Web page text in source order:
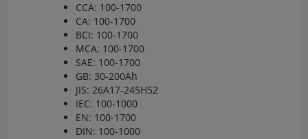
CCA: 100-1700
CA: 100-1700
BCI: 100-1700
MCA: 100-1700
SAE: 100-1700
GB: 30-200Ah
JIS: 26A17-245H52
IEC: 100-1000
EN: 100-1700
DIN: 100-1000